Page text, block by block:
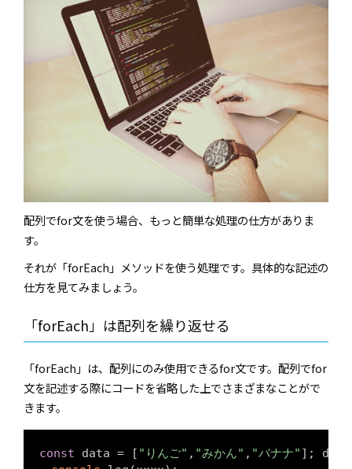
配列でfor文を使う場合、もっと簡単な処理の仕方がありま
す。
それが「forEach」メソッドを使う処理です。具体的な記述の
仕方を見てみましょう。
「forEach」は配列を繰り返せる
「forEach」は、配列にのみ使用できるfor文です。配列でfor
文を記述する際にコードを省略した上でさまざまなことがで
きます。
const data = [ "りんご" , "みかん" , "バナナ" ];